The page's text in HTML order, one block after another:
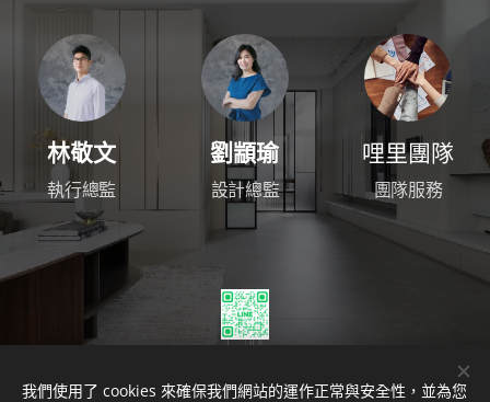
林敬文
執行總監
劉顓瑜
設計總監
哩里團隊
團隊服務
我們使用了 cookies 來確保我們網站的運作正常與安全性，並為您